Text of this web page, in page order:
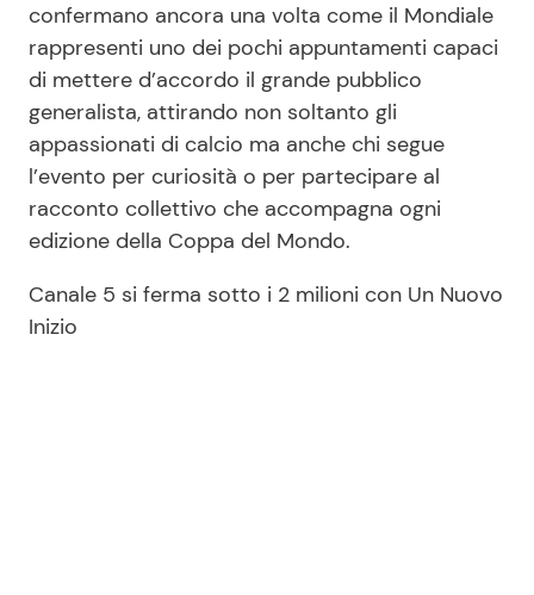
confermano ancora una volta come il Mondiale
rappresenti uno dei pochi appuntamenti capaci
di mettere d’accordo il grande pubblico
generalista, attirando non soltanto gli
appassionati di calcio ma anche chi segue
l’evento per curiosità o per partecipare al
racconto collettivo che accompagna ogni
edizione della Coppa del Mondo.
Canale 5 si ferma sotto i 2 milioni con Un Nuovo
Inizio